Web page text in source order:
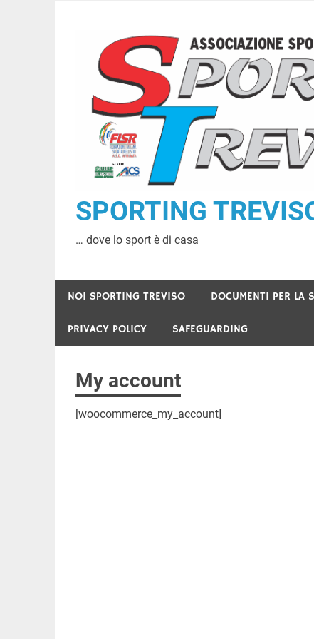
SPORTING
… dove lo sport è di casa
NOI SPORTING TREVISO DOCUMENTI PER
PRIVACY POLICY SAFEGUARDING
My account
[woocommerce_my_account]